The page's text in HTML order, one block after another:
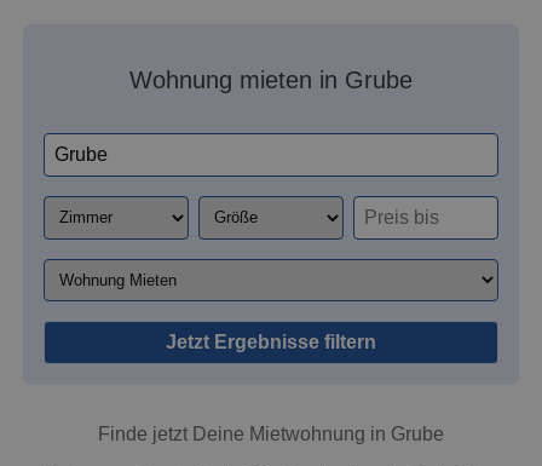
Wohnung mieten in Grube
Jetzt Ergebnisse filtern
Finde jetzt Deine Mietwohnung in Grube